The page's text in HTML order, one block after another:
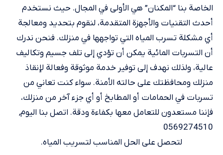
الخاصة بنا “المكنان” هي الأولى في المجال. حيث نستخدم
أحدث التقنيات والأجهزة المتقدمة، لنقوم بتحديد ومعالجة
أي مشكلة تسرب المياه التي تواجهها في منزلك. فنحن ندرك
أن التسربات المائية يمكن أن تؤدي إلى تلف جسيم وتكاليف
عالية، ولذلك نهدف إلى توفير خدمة موثوقة وفعالة لإنقاذ
منزلك ومحافظتك على حالته الأمنة. سواء كنت تعاني من
تسربات في الحمامات أو المطابخ أو أي جزء آخر من منزلك،
فإننا مستعدون للتعامل معها بكفاءة ودقة. اتصل بنا اليوم,
0569274510
لتحصل على الحل المناسب لتسريب المياه.